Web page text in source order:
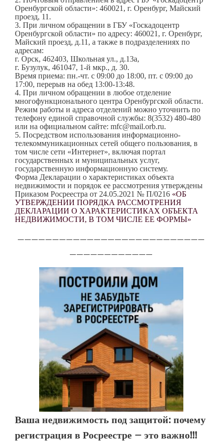
Оренбургской области»: 460021, г. Оренбург, Майский
проезд, 11.
3. При личном обращении в ГБУ «Госкадоцентр
Оренбургской области» по адресу: 460021, г. Оренбург,
Майский проезд, д.11, а также в подразделениях по
адресам:
г. Орск, 462403, Школьная ул., д.13а,
г. Бузулук, 461047, 1-й мкр., д. 30.
Время приема: пн.-чт. с 09:00 до 18:00, пт. с 09:00 до
17:00, перерыв на обед 13:00-13:48.
4. При личном обращении в любое отделение
многофункционального центра Оренбургской области.
Режим работы и адреса отделений можно уточнить по
телефону единой справочной службы: 8(3532) 480-480
или на официальном сайте: mfc@mail.orb.ru.
5. Посредством использования информационно-
телекоммуникационных сетей общего пользования, в
том числе сети «Интернет», включая портал
государственных и муниципальных услуг,
государственную информационную систему.
Форма Декларации о характеристиках объекта
недвижимости и порядок ее рассмотрения утверждены
Приказом Росреестра от 24.05.2021 № П/0216 «ОБ
УТВЕРЖДЕНИИ ПОРЯДКА РАССМОТРЕНИЯ
ДЕКЛАРАЦИИ О ХАРАКТЕРИСТИКАХ ОБЪЕКТА
НЕДВИЖИМОСТИ, В ТОМ ЧИСЛЕ ЕЕ ФОРМЫ»
Ваша недвижимость под защитой: почему
регистрация в Росреестре — это важно!!!